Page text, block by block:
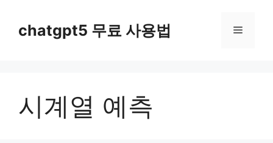
chatgpt5 무료 사용법 메
시계열 예측